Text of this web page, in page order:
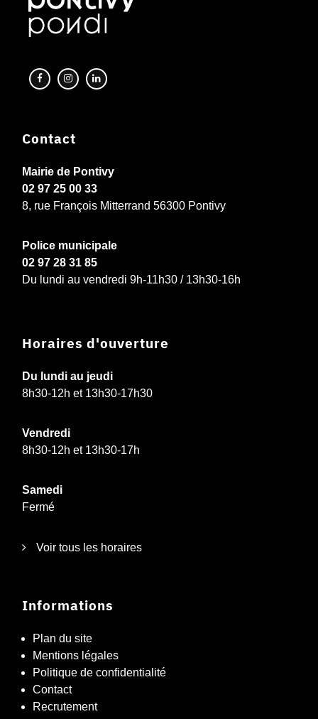
Contact
Mairie de Pontivy
02 97 25 00 33
8, rue François Mitterrand 56300 Pontivy
Police municipale
02 97 28 31 85
Du lundi au vendredi 9h-11h30 / 13h30-16h
Horaires d'ouverture
Du lundi au jeudi
8h30-12h et 13h30-17h30
Vendredi
8h30-12h et 13h30-17h
Samedi
Fermé
Voir tous les horaires
Informations
Plan du site
Mentions légales
Politique de confidentialité
Contact
Recrutement